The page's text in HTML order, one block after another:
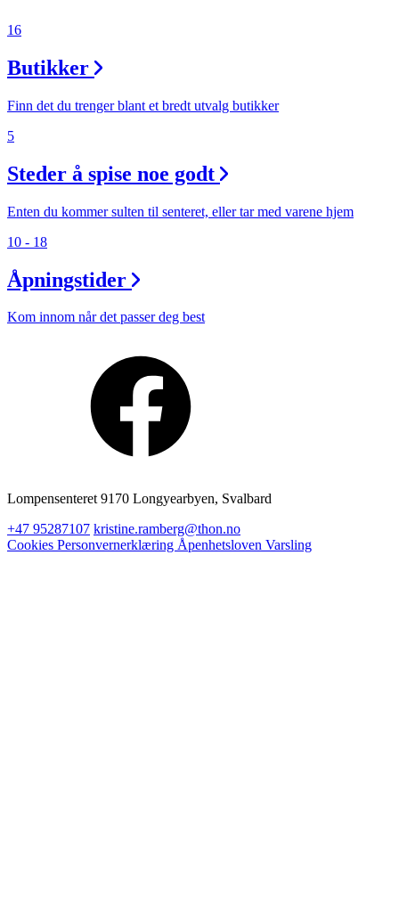
16
Butikker
Finn det du trenger blant et bredt utvalg butikker
5
Steder å spise noe godt
Enten du kommer sulten til senteret, eller tar med varene hjem
10 - 18
Åpningstider
Kom innom når det passer deg best
Lompensenteret 9170 Longyearbyen, Svalbard
+47 95287107 kristine.ramberg@thon.no
Cookies Personvernerklæring Åpenhetsloven Varsling